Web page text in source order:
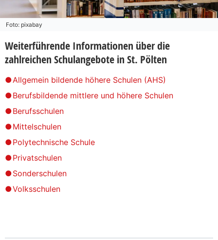
Foto: pixabay
Weiterführende Informationen über die
zahlreichen Schulangebote in St. Pölten
Allgemein bildende höhere Schulen (AHS)
Berufsbildende mittlere und höhere Schulen
Berufsschulen
Mittelschulen
Polytechnische Schule
Privatschulen
Sonderschulen
Volksschulen​